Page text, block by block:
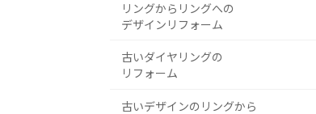
リングからリングへの
デザインリフォーム
古いダイヤリングの
リフォーム
古いデザインのリングから